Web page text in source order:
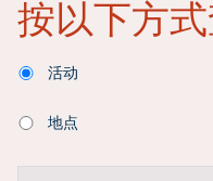
按以下方
活动
地点